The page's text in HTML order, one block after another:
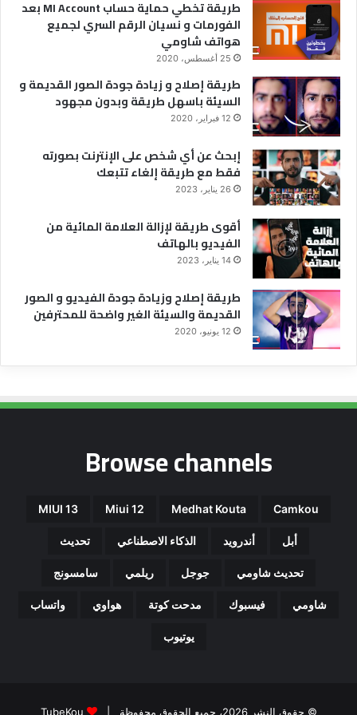
طريقة تخطي حماية حساب MI Account بعد
الفورمات و نسيان الرقم السري لجميع
هواتف شاومي
25 أغسطس، 2020
طريقة إصلاح و زيادة جودة الصور القديمة و
السيئة باسهل طريقة وبدون مجهود
12 فبراير، 2020
إبحث عن أي شخص على الإنترنت بصورته
فقط مع طريقة إلغاء تتبعك
26 يناير، 2023
أقوى طريقة لإزالة العلامة المائية من
الفيديو بالهاتف
14 يناير، 2023
طريقة إصلاح وزيادة جودة الفيديو و الصور
القديمة والسيئة الغير واضحة للمحترفين
12 يونيو، 2020
Browse channels
Camkou
Medhat Kouta
Miui 12
MIUI 13
أبل أندرويد الذكاء الاصطناعي تحديث
تحديث شاومي جوجل ريلمي سامسونج
شاومي فيسبوك مدحت كوتة هواوي واتساب
يوتيوب
© حقوق النشر 2026، جميع الحقوق محفوظة | TubeKou